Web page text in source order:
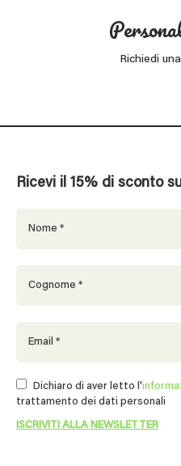
Richiedi
Ricevi il 15% di sconto
Dichiaro di aver letto l'
trattamento dei dati personali